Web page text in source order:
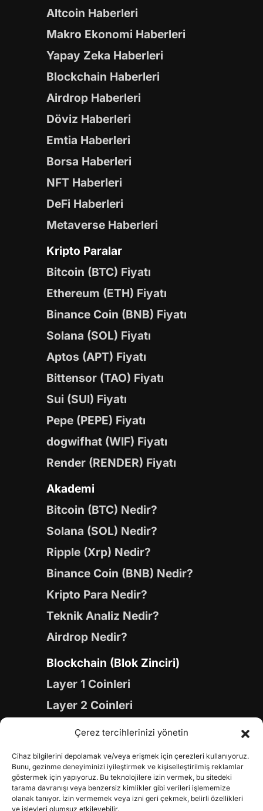
Çerez tercihlerinizi yönetin
Cihaz bilgilerini depolamak ve/veya erişmek için çerezleri kullanıyoruz.
Bunu, gezinme deneyiminizi iyileştirmek ve kişiselleştirilmiş reklamlar
göstermek için yapıyoruz. Bu teknolojilere izin vermek, bu sitedeki
tarama davranışı veya benzersiz kimlikler gibi verileri işlememize
olanak tanıyor. İzin vermemek veya izni geri çekmek, belirli özellikleri
ve işlevleri olumsuz etkileyebilir.
Altcoin Haberleri
Makro Ekonomi Haberleri
Yapay Zeka Haberleri
Blockchain Haberleri
Airdrop Haberleri
Döviz Haberleri
Emtia Haberleri
Borsa Haberleri
NFT Haberleri
DeFi Haberleri
Metaverse Haberleri
Kripto Paralar
Bitcoin (BTC) Fiyatı
Ethereum (ETH) Fiyatı
Binance Coin (BNB) Fiyatı
Solana (SOL) Fiyatı
Aptos (APT) Fiyatı
Bittensor (TAO) Fiyatı
Sui (SUI) Fiyatı
Pepe (PEPE) Fiyatı
dogwifhat (WIF) Fiyatı
Render (RENDER) Fiyatı
Akademi
Bitcoin (BTC) Nedir?
Solana (SOL) Nedir?
Ripple (Xrp) Nedir?
Binance Coin (BNB) Nedir?
Kripto Para Nedir?
Teknik Analiz Nedir?
Airdrop Nedir?
Blockchain (Blok Zinciri)
Layer 1 Coinleri
Layer 2 Coinleri
Yapay Zeka (AI) Coinleri
Gaming Coinleri
RWA Coinleri